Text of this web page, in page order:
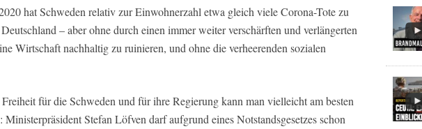
hat Schweden relativ zur Einwohnerzahl etwa gleich viele Corona-Tote zu
– aber ohne durch einen immer weiter verschärften und verlängerten
Wirtschaft nachhaltig zu ruinieren, und ohne die verheerenden sozialen
für die Schweden und für ihre Regierung kann man vielleicht am besten
Ministerpräsident Stefan Löfven darf aufgrund eines Notstandsgesetzes schon